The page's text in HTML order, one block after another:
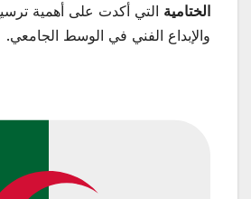
الختامية التي أكدت على أهمية
والإبداع الفني في الوسط الجامعي.